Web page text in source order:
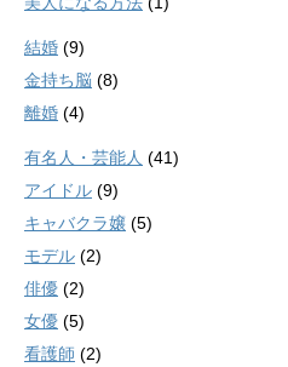
結婚 (9)
金持ち脳 (8)
離婚 (4)
有名人・芸能人 (41)
アイドル (9)
キャバクラ嬢 (5)
モデル (2)
俳優 (2)
女優 (5)
看護師 (2)